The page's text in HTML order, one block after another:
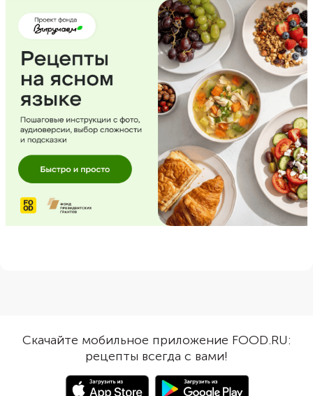
Скачайте мобильное приложение FOOD.RU:
рецепты всегда с вами!